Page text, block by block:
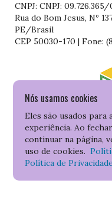
Nós usamos cookies
Eles são usados para
experiência. Ao
continuar na página,
uso de cookies.
Política de
CNPJ: CNPJ:
Rua do Bom Jesus, Nº
PE/Brasil
CEP 50030-170 | Fone:
Consulte o cadastro